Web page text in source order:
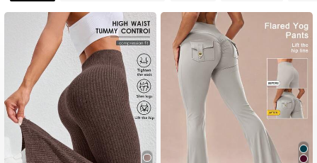
4.94 179K フォロワー
4.94 179K フォロワー
4.94 179K フォロワー